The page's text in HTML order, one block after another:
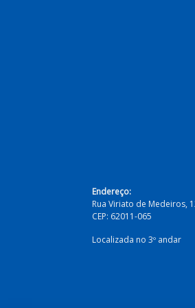
Endereço:
Rua Viriato de Medeiros,
CEP: 62011-065
Localizada no 3º andar